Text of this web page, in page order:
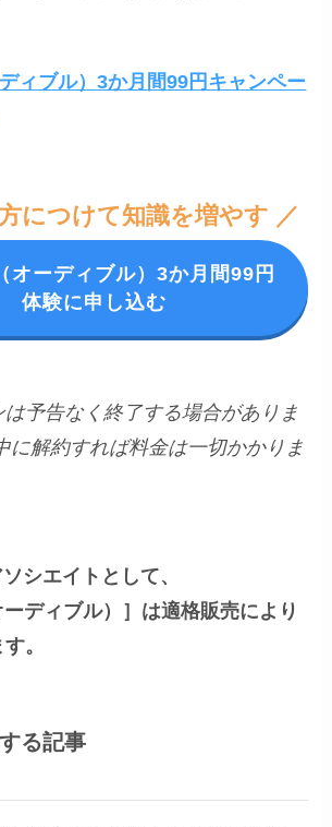
ィブル）3か月間99円キャンペー
につけて知識を増やす ／
ーディブル）3か月間99円
体験に申し込む
予告なく終了する場合がありま
に解約すれば料金は一切かかりま
シエイトとして、
ーディブル）］は適格販売により
。
る記事